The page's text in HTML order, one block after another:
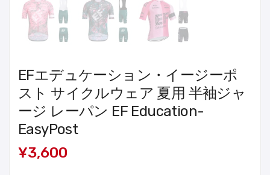
EFエデュケーション・イージーポ
スト サイクルウェア 夏用 半袖ジャ
ージ レーパン EF Education-
EasyPost
¥3,600